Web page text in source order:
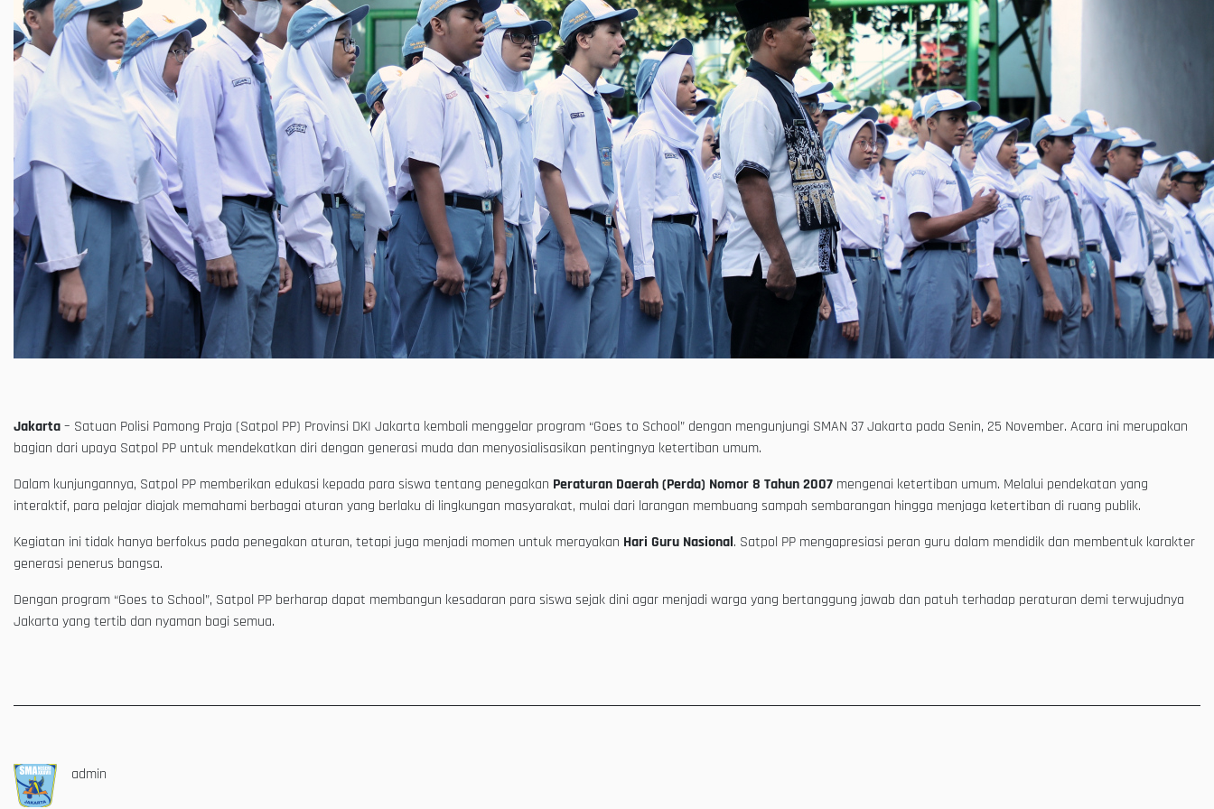
Jakarta– Satuan Polisi Pamong Praja (Satpol PP) Provinsi DKI Jakarta kembali menggelar program “Goes to School” dengan mengunjungi SMAN 37 Jakarta pada Senin, 25 November. Acara ini merupakan
bagian dari upaya Satpol PP untuk mendekatkan diri dengan generasi muda dan menyosialisasikan pentingnya ketertiban umum.
Dalam kunjungannya, Satpol PP memberikan edukasi kepada para siswa tentang penegakan Peraturan Daerah (Perda) Nomor 8 Tahun 2007 mengenai ketertiban umum. Melalui pendekatan yang
interaktif, para pelajar diajak memahami berbagai aturan yang berlaku di lingkungan masyarakat, mulai dari larangan membuang sampah sembarangan hingga menjaga ketertiban di ruang publik.
Kegiatan ini tidak hanya berfokus pada penegakan aturan, tetapi juga menjadi momen untuk merayakan Hari Guru Nasional. Satpol PP mengapresiasi peran guru dalam mendidik dan membentuk karakter
generasi penerus bangsa.
Dengan program “Goes to School”, Satpol PP berharap dapat membangun kesadaran para siswa sejak dini agar menjadi warga yang bertanggung jawab dan patuh terhadap peraturan demi terwujudnya
Jakarta yang tertib dan nyaman bagi semua.
admin